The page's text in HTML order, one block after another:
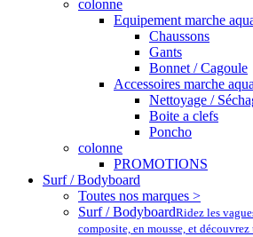
colonne
Equipement marche
Chaussons
Gants
Bonnet / Cagoule
Accessoires marche
Nettoyage /
Boite a clefs
Poncho
colonne
PROMOTIONS
Surf / Bodyboard
Toutes nos marques >
Surf / BodyboardRidez les
composite, en mousse, et découvrez